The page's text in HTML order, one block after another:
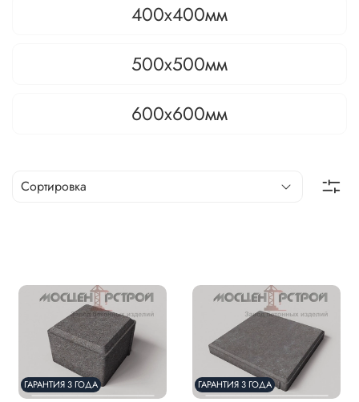
400х400мм
500х500мм
600х600мм
ГАРАНТИЯ 3 ГОДА ГАРАНТИЯ 3 ГОДА